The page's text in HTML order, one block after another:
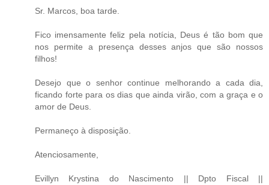
Sr. Marcos, boa tarde.
Fico imensamente feliz pela notícia, Deus é tão bom que
nos permite a presença desses anjos que são nossos
filhos!
Desejo que o senhor continue melhorando a cada dia,
ficando forte para os dias que ainda virão, com a graça e o
amor de Deus.
Permaneço à disposição.
Atenciosamente,
Evillyn Krystina do Nascimento || Dpto Fiscal ||